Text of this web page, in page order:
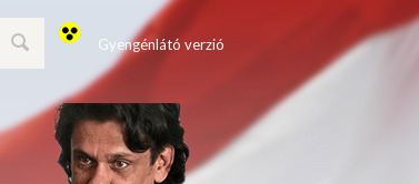
Gyengénlátó verzió